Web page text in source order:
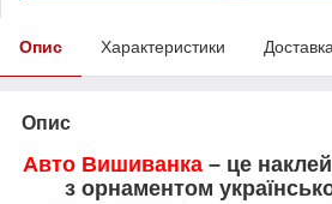
Опис Характеристики Доставка
Опис
Авто Вишиванка– це
з орнаментом